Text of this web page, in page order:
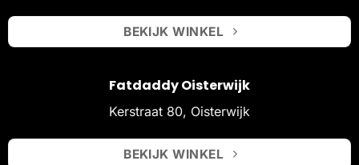
BEKIJK WINKEL
Fatdaddy Oisterwijk
Kerstraat 80, Oisterwijk
BEKIJK WINKEL